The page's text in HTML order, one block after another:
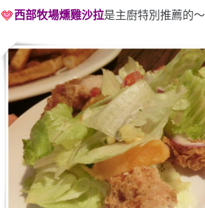
西部牧場燻雞沙拉是主廚特別推薦的～